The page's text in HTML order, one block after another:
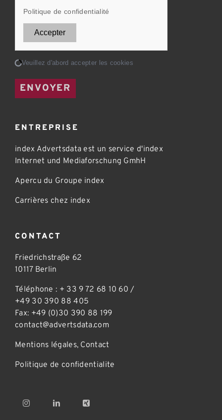
Politique de confidentialité
Accepter
Chargement...
Veuillez d'abord accepter les cookies
ENVOYER
ENTREPRISE
index Advertsdata est un service d'index
Internet und Mediaforschung GmhH
Apercu du Groupe index
Carrières chez index
CONTACT
Friedrichstraße 62
10117 Berlin
Téléphone : + 33 9 72 68 10 60/
+49 30 390 88 405
Fax: +49 (0)30 390 88 199
contact@advertsdata.com
Mentions légales, Contact
Politique de confidentialite